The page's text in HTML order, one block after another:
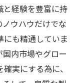
と経験を豊富に持
ウハウだけでな
にも精通していま
内市場やグロー
実にする為に、